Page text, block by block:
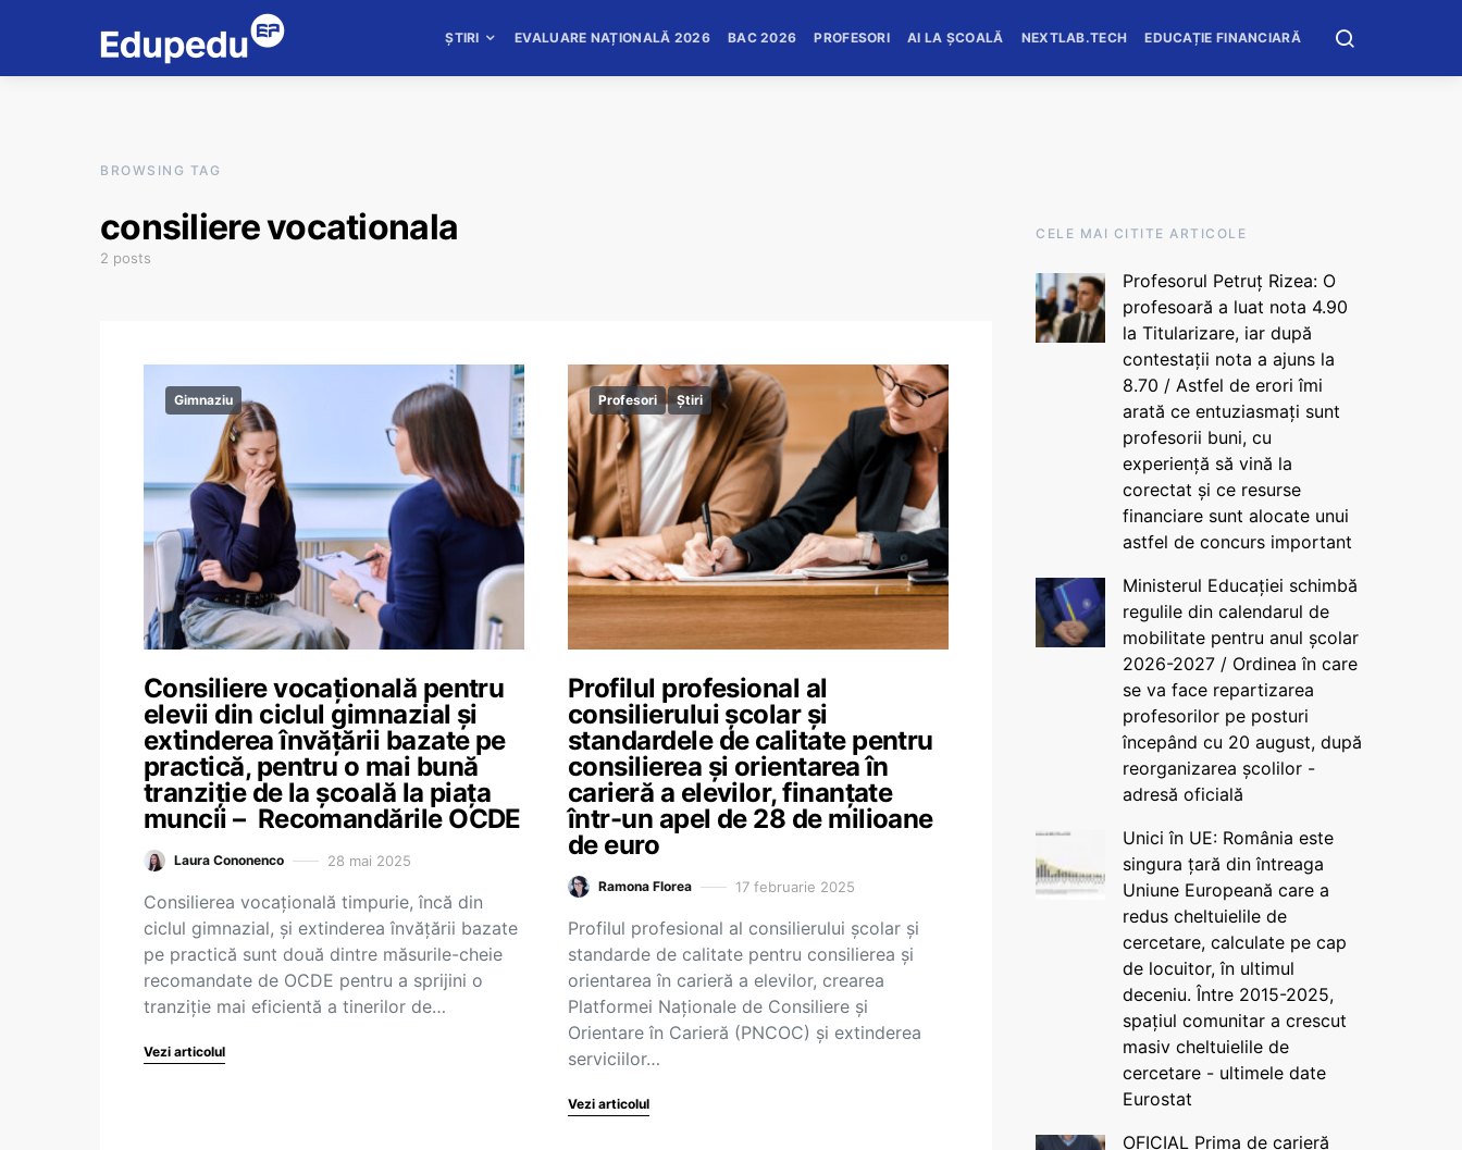
ȘTIRI EVALUARE NAȚIONALĂ 2026 BAC 2026 PROFESORI AI LA ȘCOALĂ NEXTLAB.TECH EDUCAȚIE FINANCIARĂ
BROWSING TAG
consiliere vocationala
2 posts
Gimnaziu
Consiliere vocațională pentru
elevii din ciclul gimnazial și
extinderea învățării bazate pe
practică, pentru o mai bună
tranziție de la școală la piața
muncii – Recomandările OCDE
Laura Cononenco 28 mai 2025
Consilierea vocațională timpurie, încă din
ciclul gimnazial, și extinderea învățării bazate
pe practică sunt două dintre măsurile-cheie
recomandate de OCDE pentru a sprijini o
tranziție mai eficientă a tinerilor de…
Vezi articolul
Profesori Știri
Profilul profesional al
consilierului școlar și
standardele de calitate pentru
consilierea și orientarea în
carieră a elevilor, finanțate
într-un apel de 28 de milioane
de euro
Ramona Florea 17 februarie 2025
Profilul profesional al consilierului școlar și
standarde de calitate pentru consilierea și
orientarea în carieră a elevilor, crearea
Platformei Naționale de Consiliere și
Orientare în Carieră (PNCOC) și extinderea
serviciilor…
Vezi articolul
CELE MAI CITITE ARTICOLE
Profesorul Petruț Rizea: O
profesoară a luat nota 4.90
la Titularizare, iar după
contestații nota a ajuns la
8.70 / Astfel de erori îmi
arată ce entuziasmați sunt
profesorii buni, cu
experiență să vină la
corectat și ce resurse
financiare sunt alocate unui
astfel de concurs important
Ministerul Educației schimbă
regulile din calendarul de
mobilitate pentru anul școlar
2026-2027 / Ordinea în care
se va face repartizarea
profesorilor pe posturi
începând cu 20 august, după
reorganizarea școlilor -
adresă oficială
Unici în UE: România este
singura țară din întreaga
Uniune Europeană care a
redus cheltuielile de
cercetare, calculate pe cap
de locuitor, în ultimul
deceniu. Între 2015-2025,
spațiul comunitar a crescut
masiv cheltuielile de
cercetare - ultimele date
Eurostat
OFICIAL Prima de carieră